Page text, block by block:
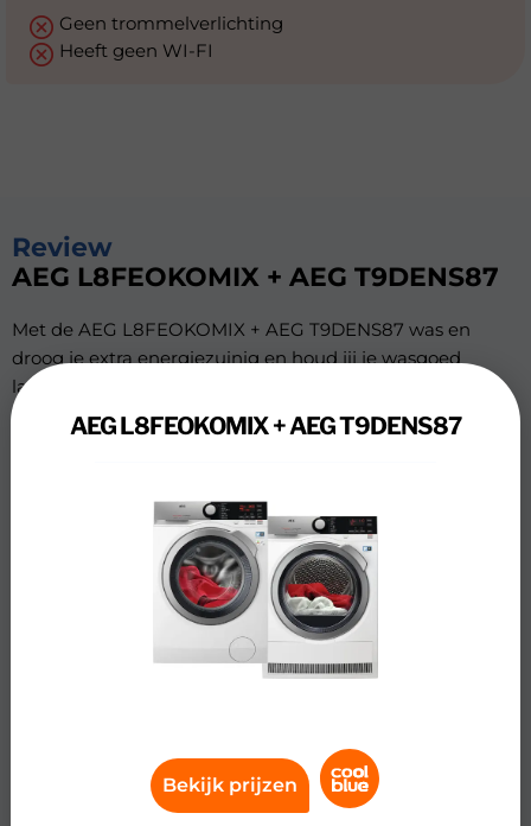
Geen trommelverlichting
Heeft geen WI-FI
Review
AEG L8FEOKOMIX + AEG T9DENS87
Met de AEG L8FEOKOMIX + AEG T9DENS87 was en
droog je extra energiezuinig en houd jij je wasgoed
langer mooi dankzij ÖKOMix en FiberPro technologie.
Wasmachine
Met 9 kilogram vulgewicht is de wasmachine geschikt
technologie zorgt ervoor dat je een nog schonere was
hebt. Dit komt doordat de wasautomaat je wasmiddel
gelijkmatig over je was verspreidt. Om kreukels te
verminderen, gebruik je de stoomfunctie. Hiermee ben je
extra snel klaar met strijken.
Na het wassen droog je 8 kilogram wasgoed extra
wasgoed dankzij de lagere temperatuur langer mooi.
FiberPro technologie zorgt ervoor dat je was gelijkmatig
droogt en elke vezel zacht blijft. Door de 3D sensor wordt
AEG L8FEOKOMIX + AEG T9DENS87
Bekijk prijzen